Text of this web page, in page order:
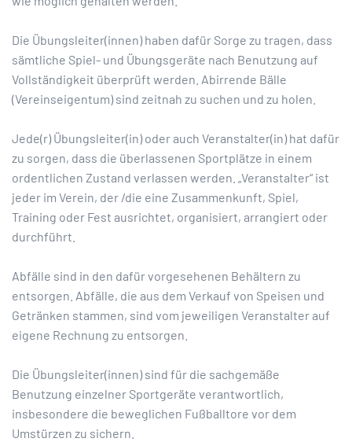
Die Übungsleiter(innen) haben dafür Sorge zu tragen, dass
sämtliche Spiel- und Übungsgeräte nach Benutzung auf
Vollständigkeit überprüft werden. Abirrende Bälle
(Vereinseigentum) sind zeitnah zu suchen und zu holen.
Jede(r) Übungsleiter(in) oder auch Veranstalter(in) hat dafür
zu sorgen, dass die überlassenen Sportplätze in einem
ordentlichen Zustand verlassen werden. „Veranstalter“ ist
jeder im Verein, der /die eine Zusammenkunft, Spiel,
Training oder Fest ausrichtet, organisiert, arrangiert oder
durchführt.
Abfälle sind in den dafür vorgesehenen Behältern zu
entsorgen. Abfälle, die aus dem Verkauf von Speisen und
Getränken stammen, sind vom jeweiligen Veranstalter auf
eigene Rechnung zu entsorgen.
Die Übungsleiter(innen) sind für die sachgemäße
Benutzung einzelner Sportgeräte verantwortlich,
insbesondere die beweglichen Fußballtore vor dem
Umstürzen zu sichern.